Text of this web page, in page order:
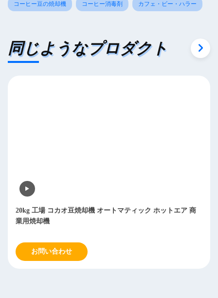
コーヒー豆の焼却機 コーヒー消毒剤 カフェ・ビー・ハラー
同じようなプロダクト
20kg 工場 コカオ豆焼却機 オートマティック ホットエア 商
業用焼却機
お問い合わせ